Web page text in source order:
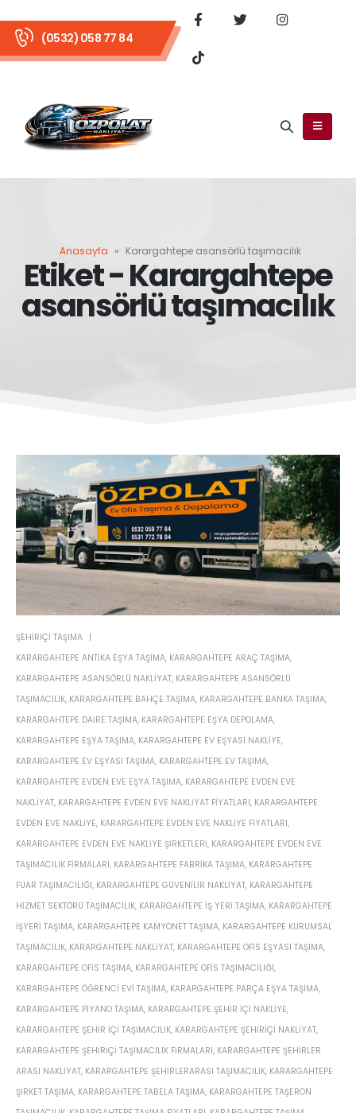
(0532) 058 77 84
Anasayfa » Karargahtepe asansörlü taşımacılık
Etiket - Karargahtepe
asansörlü taşımacılık
ŞEHIRIÇI TAŞIMA
KARARGAHTEPE ANTIKA EŞYA TAŞIMA, KARARGAHTEPE ARAÇ TAŞIMA,
KARARGAHTEPE ASANSÖRLÜ NAKLIYAT, KARARGAHTEPE ASANSÖRLÜ
TAŞIMACILIK, KARARGAHTEPE BAHÇE TAŞIMA, KARARGAHTEPE BANKA TAŞIMA,
KARARGAHTEPE DAIRE TAŞIMA, KARARGAHTEPE EŞYA DEPOLAMA,
KARARGAHTEPE EŞYA TAŞIMA, KARARGAHTEPE EV EŞYASI NAKLIYE,
KARARGAHTEPE EV EŞYASI TAŞIMA, KARARGAHTEPE EV TAŞIMA,
KARARGAHTEPE EVDEN EVE EŞYA TAŞIMA, KARARGAHTEPE EVDEN EVE
NAKLIYAT, KARARGAHTEPE EVDEN EVE NAKLIYAT FIYATLARI, KARARGAHTEPE
EVDEN EVE NAKLIYE, KARARGAHTEPE EVDEN EVE NAKLIYE FIYATLARI,
KARARGAHTEPE EVDEN EVE NAKLIYE ŞIRKETLERI, KARARGAHTEPE EVDEN EVE
TAŞIMACILIK FIRMALARI, KARARGAHTEPE FABRIKA TAŞIMA, KARARGAHTEPE
FUAR TAŞIMACILIĞI, KARARGAHTEPE GÜVENILIR NAKLIYAT, KARARGAHTEPE
HIZMET SEKTÖRÜ TAŞIMACILIK, KARARGAHTEPE IŞ YERI TAŞIMA, KARARGAHTEPE
IŞYERI TAŞIMA, KARARGAHTEPE KAMYONET TAŞIMA, KARARGAHTEPE KURUMSAL
TAŞIMACILIK, KARARGAHTEPE NAKLIYAT, KARARGAHTEPE OFIS EŞYASI TAŞIMA,
KARARGAHTEPE OFIS TAŞIMA, KARARGAHTEPE OFIS TAŞIMACILIĞI,
KARARGAHTEPE ÖĞRENCI EVI TAŞIMA, KARARGAHTEPE PARÇA EŞYA TAŞIMA,
KARARGAHTEPE PIYANO TAŞIMA, KARARGAHTEPE ŞEHIR IÇI NAKLIYE,
KARARGAHTEPE ŞEHIR IÇI TAŞIMACILIK, KARARGAHTEPE ŞEHIRIÇI NAKLIYAT,
KARARGAHTEPE ŞEHIRIÇI TAŞIMACILIK FIRMALARI, KARARGAHTEPE ŞEHIRLER
ARASI NAKLIYAT, KARARGAHTEPE ŞEHIRLERARASI TAŞIMACILIK, KARARGAHTEPE
ŞIRKET TAŞIMA, KARARGAHTEPE TABELA TAŞIMA, KARARGAHTEPE TAŞERON